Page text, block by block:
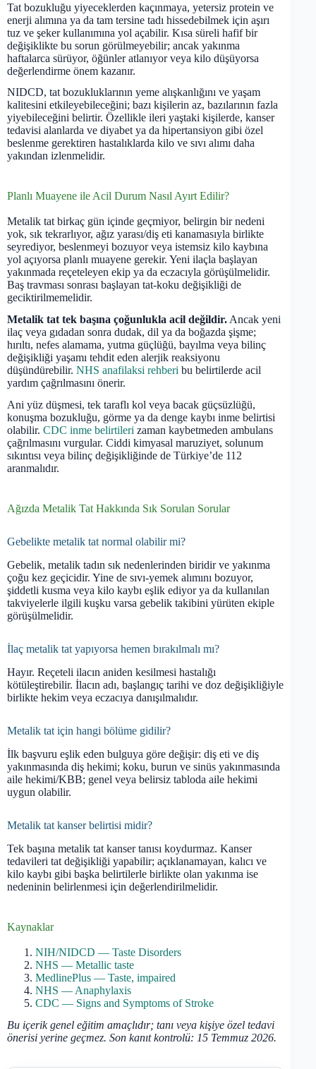
Tat bozukluğu yiyeceklerden kaçınmaya, yetersiz protein ve
enerji alımına ya da tam tersine tadı hissedebilmek için aşırı
tuz ve şeker kullanımına yol açabilir. Kısa süreli hafif bir
değişiklikte bu sorun görülmeyebilir; ancak yakınma
haftalarca sürüyor, öğünler atlanıyor veya kilo düşüyorsa
değerlendirme önem kazanır.
NIDCD, tat bozukluklarının yeme alışkanlığını ve yaşam
kalitesini etkileyebileceğini; bazı kişilerin az, bazılarının fazla
yiyebileceğini belirtir. Özellikle ileri yaştaki kişilerde, kanser
tedavisi alanlarda ve diyabet ya da hipertansiyon gibi özel
beslenme gerektiren hastalıklarda kilo ve sıvı alımı daha
yakından izlenmelidir.
Planlı Muayene ile Acil Durum Nasıl Ayırt Edilir?
Metalik tat birkaç gün içinde geçmiyor, belirgin bir nedeni
yok, sık tekrarlıyor, ağız yarası/diş eti kanamasıyla birlikte
seyrediyor, beslenmeyi bozuyor veya istemsiz kilo kaybına
yol açıyorsa planlı muayene gerekir. Yeni ilaçla başlayan
yakınmada reçeteleyen ekip ya da eczacıyla görüşülmelidir.
Baş travması sonrası başlayan tat-koku değişikliği de
geciktirilmemelidir.
Metalik tat tek başına çoğunlukla acil değildir. Ancak yeni
ilaç veya gıdadan sonra dudak, dil ya da boğazda şişme;
hırıltı, nefes alamama, yutma güçlüğü, bayılma veya bilinç
değişikliği yaşamı tehdit eden alerjik reaksiyonu
düşündürebilir. NHS anafilaksi rehberi bu belirtilerde acil
yardım çağrılmasını önerir.
Ani yüz düşmesi, tek taraflı kol veya bacak güçsüzlüğü,
konuşma bozukluğu, görme ya da denge kaybı inme belirtisi
olabilir. CDC inme belirtileri zaman kaybetmeden ambulans
çağrılmasını vurgular. Ciddi kimyasal maruziyet, solunum
sıkıntısı veya bilinç değişikliğinde de Türkiye’de 112
aranmalıdır.
Ağızda Metalik Tat Hakkında Sık Sorulan Sorular
Gebelikte metalik tat normal olabilir mi?
Gebelik, metalik tadın sık nedenlerinden biridir ve yakınma
çoğu kez geçicidir. Yine de sıvı-yemek alımını bozuyor,
şiddetli kusma veya kilo kaybı eşlik ediyor ya da kullanılan
takviyelerle ilgili kuşku varsa gebelik takibini yürüten ekiple
görüşülmelidir.
İlaç metalik tat yapıyorsa hemen bırakılmalı mı?
Hayır. Reçeteli ilacın aniden kesilmesi hastalığı
kötüleştirebilir. İlacın adı, başlangıç tarihi ve doz değişikliğiyle
birlikte hekim veya eczacıya danışılmalıdır.
Metalik tat için hangi bölüme gidilir?
İlk başvuru eşlik eden bulguya göre değişir: diş eti ve diş
yakınmasında diş hekimi; koku, burun ve sinüs yakınmasında
aile hekimi/KBB; genel veya belirsiz tabloda aile hekimi
uygun olabilir.
Metalik tat kanser belirtisi midir?
Tek başına metalik tat kanser tanısı koydurmaz. Kanser
tedavileri tat değişikliği yapabilir; açıklanamayan, kalıcı ve
kilo kaybı gibi başka belirtilerle birlikte olan yakınma ise
nedeninin belirlenmesi için değerlendirilmelidir.
Kaynaklar
NIH/NIDCD — Taste Disorders
NHS — Metallic taste
MedlinePlus — Taste, impaired
NHS — Anaphylaxis
CDC — Signs and Symptoms of Stroke
Bu içerik genel eğitim amaçlıdır; tanı veya kişiye özel tedavi
önerisi yerine geçmez. Son kanıt kontrolü: 15 Temmuz 2026.